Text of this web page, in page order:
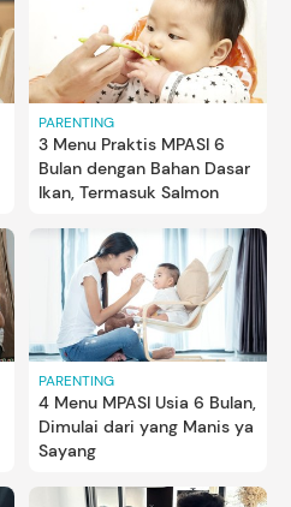
PARENTING
3 Menu Praktis MPASI 6
Bulan dengan Bahan Dasar
Ikan, Termasuk Salmon
PARENTING
4 Menu MPASI Usia 6 Bulan,
Dimulai dari yang Manis ya
Sayang